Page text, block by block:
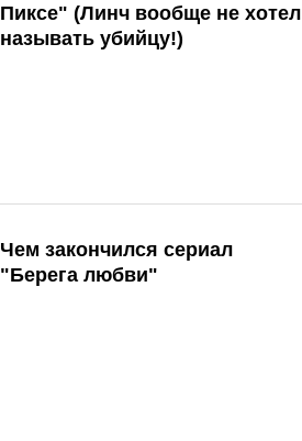
Пиксе" (Линч вообще не хотел
называть убийцу!)
Чем закончился сериал
"Берега любви"